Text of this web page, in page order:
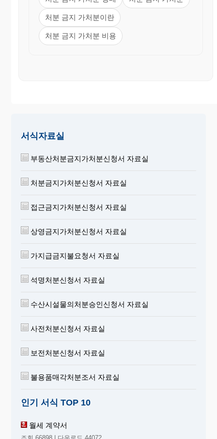
처분 금지 가처분이란
처분 금지 가처분 비용
서식자료실
부동산처분금지가처분신청서 자료실
처분금지가처분신청서 자료실
접근금지가처분신청서 자료실
상영금지가처분신청서 자료실
가지급금지불요청서 자료실
석명처분신청서 자료실
수산시설물의처분승인신청서 자료실
사전처분신청서 자료실
보전처분신청서 자료실
불용품매각처분조서 자료실
인기 서식 TOP 10
월세 계약서